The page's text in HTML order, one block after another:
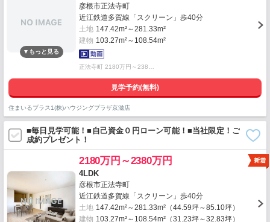
彦根市正法寺町
近江鉄道多賀線「スクリーン」歩40分
土地 147.42m²～281.33m²
建物 103.27m²～108.54m²
正法寺町 2180万円～238…
見学予約(無料)
住まいるプラス1(株)ハウジングプラザ京滋店
■毎日見学可能！■自己資金０円ローン可能！■当社限定！ご
成約プレゼント！
2180万円～2380万円
4LDK
彦根市正法寺町
近江鉄道多賀線「スクリーン」歩40分
土地 147.42m²～281.33m²（44.59坪～85.10坪）
建物 103.27m²～108.54m²（31.23坪～32.83坪）